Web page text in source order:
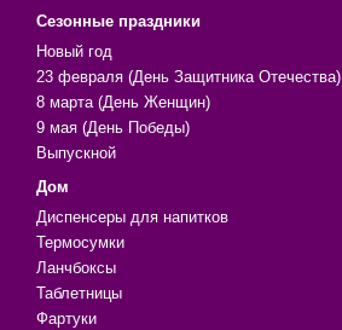
Сезонные праздники
Новый год
23 февраля (День Защитника Отечества)
8 марта (День Женщин)
9 мая (День Победы)
Выпускной
Дом
Диспенсеры для напитков
Термосумки
Ланчбоксы
Таблетницы
Фартуки